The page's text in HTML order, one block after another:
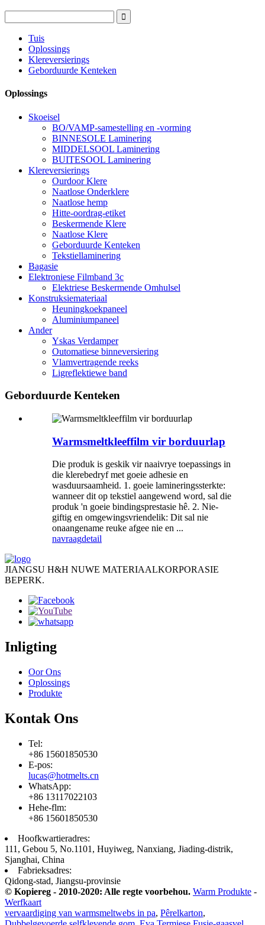
Tuis
Oplossings
Klereversierings
Geborduurde Kenteken
Oplossings
Skoeisel
BO/VAMP-samestelling en -vorming
BINNESOLE Laminering
MIDDELSOOL Laminering
BUITESOOL Laminering
Klereversierings
Ourdoor Klere
Naatlose Onderklere
Naatlose hemp
Hitte-oordrag-etiket
Beskermende Klere
Naatlose Klere
Geborduurde Kenteken
Tekstiellaminering
Bagasie
Elektroniese Filmband 3c
Elektriese Beskermende Omhulsel
Konstruksiemateriaal
Heuningkoekpaneel
Aluminiumpaneel
Ander
Yskas Verdamper
Outomatiese binneversiering
Vlamvertragende reeks
Ligreflektiewe band
Geborduurde Kenteken
Warmsmeltkleeffilm vir borduurlap
Die produk is geskik vir naaivrye toepassings in
die klerebedryf met goeie adhesie en
wasduursaamheid. 1. goeie lamineringssterkte:
wanneer dit op tekstiel aangewend word, sal die
produk 'n goeie bindingsprestasie hê. 2. Nie-
giftig en omgewingsvriendelik: Dit sal nie
onaangename reuke afgee nie en ...
navraagdetail
JIANGSU H&H NUWE MATERIAALKORPORASIE
BEPERK.
Inligting
Oor Ons
Oplossings
Produkte
Kontak Ons
Tel:
+86 15601850530
E-pos:
lucas@hotmelts.cn
WhatsApp:
+86 13117022103
Hehe-flm:
+86 15601850530
Hoofkwartieradres:
111, Gebou 5, No.1101, Huyiweg, Nanxiang, Jiading-distrik,
Sjanghai, China
Fabrieksadres:
Qidong-stad, Jiangsu-provinsie
© Kopiereg - 2010-2020: Alle regte voorbehou. Warm Produkte -
Werfkaart
vervaardiging van warmsmeltwebs in pa, Pêrelkarton,